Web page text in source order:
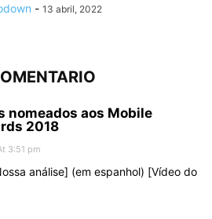
- 13 abril, 2022
nomeados aos Mobile
2018
3:51 pm
análise] (em espanhol) [Vídeo do